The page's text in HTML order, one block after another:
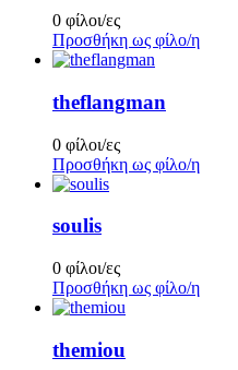
0 φίλοι/ες
Προσθήκη ως φίλο/η
theflangman
0 φίλοι/ες
Προσθήκη ως φίλο/η
soulis
0 φίλοι/ες
Προσθήκη ως φίλο/η
themiou